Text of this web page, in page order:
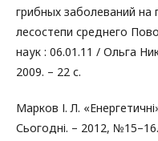
грибных заболеваний на
лесостепи среднего
наук : 06.01.11 / Ольга
2009. – 22 с.
Марков І. Л.
Сьогодні. – 2012,